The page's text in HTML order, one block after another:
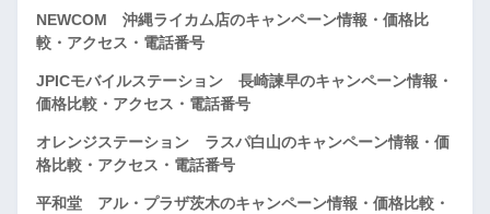
NEWCOM 沖縄ライカム店のキャンペーン情報・価格比
較・アクセス・電話番号
JPICモバイルステーション 長崎諫早のキャンペーン情報・
価格比較・アクセス・電話番号
オレンジステーション ラスパ白山のキャンペーン情報・価
格比較・アクセス・電話番号
平和堂 アル・プラザ茨木のキャンペーン情報・価格比較・